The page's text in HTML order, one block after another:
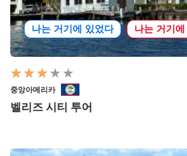
나는 거기에 있었다 나는 거기
중앙아메리카
벨리즈 시티 투어